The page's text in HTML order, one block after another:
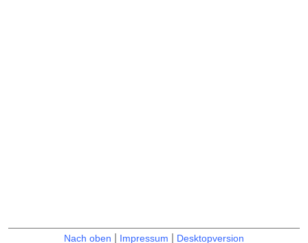
Nach oben Impressum Desktopversion